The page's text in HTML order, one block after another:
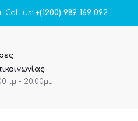
Call us: +(1200) 989 169 092
- 20:00μμ